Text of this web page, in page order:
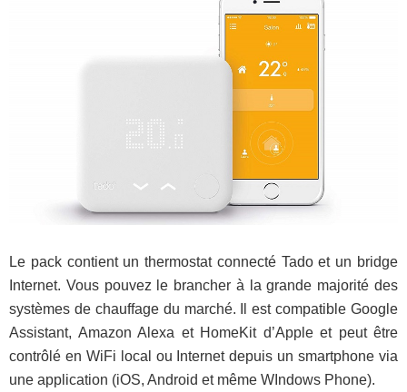
Le pack contient un thermostat connecté Tado et un bridge
Internet. Vous pouvez le brancher à la grande majorité des
systèmes de chauffage du marché. Il est compatible Google
Assistant, Amazon Alexa et HomeKit d’Apple et peut être
contrôlé en WiFi local ou Internet depuis un smartphone via
une application (iOS, Android et même WIndows Phone).